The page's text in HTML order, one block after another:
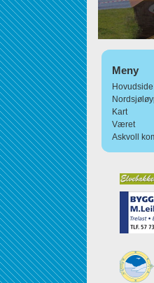
Meny
Hovudside
Kart
Været
Askvoll